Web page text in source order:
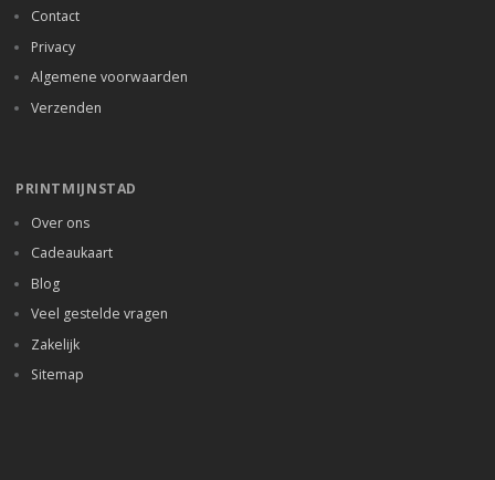
Contact
Privacy
Algemene voorwaarden
Verzenden
PRINTMIJNSTAD
Over ons
Cadeaukaart
Blog
Veel gestelde vragen
Zakelijk
Sitemap